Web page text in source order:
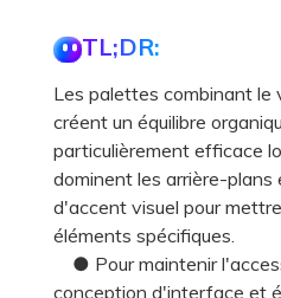
TL;DR:
Les palettes combinant le
créent un équilibre
particulièrement efficace
dominent les arrière-
d'accent visuel pour
éléments spécifiques.
● Pour maintenir
conception d'interface et